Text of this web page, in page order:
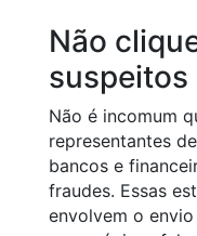
Não
suspeitos
Não é incomum
representantes
bancos e
fraudes. Essas
envolvem o